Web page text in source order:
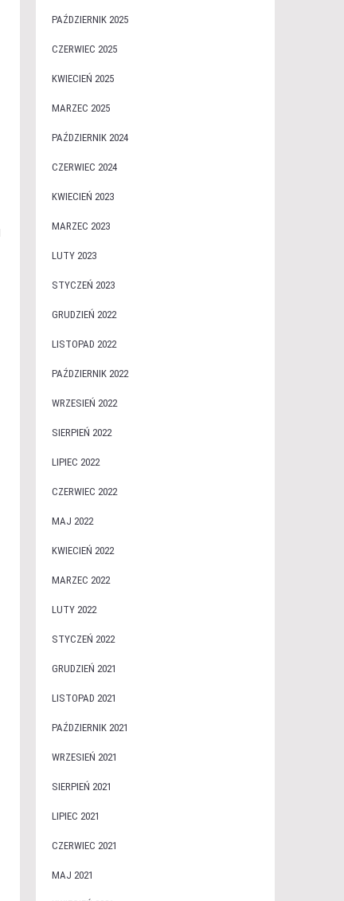
PAŹDZIERNIK 2025
CZERWIEC 2025
KWIECIEŃ 2025
MARZEC 2025
PAŹDZIERNIK 2024
CZERWIEC 2024
KWIECIEŃ 2023
MARZEC 2023
LUTY 2023
STYCZEŃ 2023
GRUDZIEŃ 2022
LISTOPAD 2022
PAŹDZIERNIK 2022
WRZESIEŃ 2022
SIERPIEŃ 2022
LIPIEC 2022
CZERWIEC 2022
MAJ 2022
KWIECIEŃ 2022
MARZEC 2022
LUTY 2022
STYCZEŃ 2022
GRUDZIEŃ 2021
LISTOPAD 2021
PAŹDZIERNIK 2021
WRZESIEŃ 2021
SIERPIEŃ 2021
LIPIEC 2021
CZERWIEC 2021
MAJ 2021